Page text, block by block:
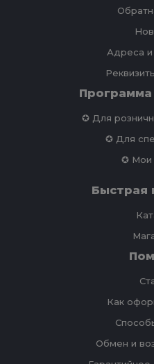
Адреса
Программа
✪ Для
✪ Для
✪ Мои
Быстрая
Как
Обмен и